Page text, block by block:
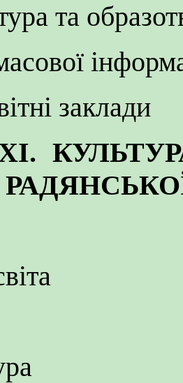
та
заклади
XI.